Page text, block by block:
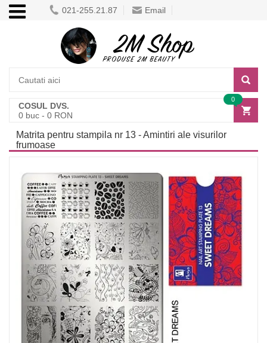
021-255.21.87 Email
COSUL DVS.
0 buc - 0 RON
0
Matrita pentru stampila nr 13 - Amintiri ale visurilor
frumoase